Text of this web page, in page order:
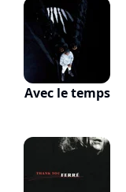
Avec le temps